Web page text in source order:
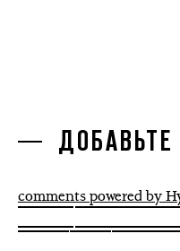
comments powered by